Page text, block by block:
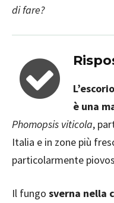
di fare?
è una
Phomopsis viticola,
Italia e in zone più
particolarmente
Il fungo sverna nella